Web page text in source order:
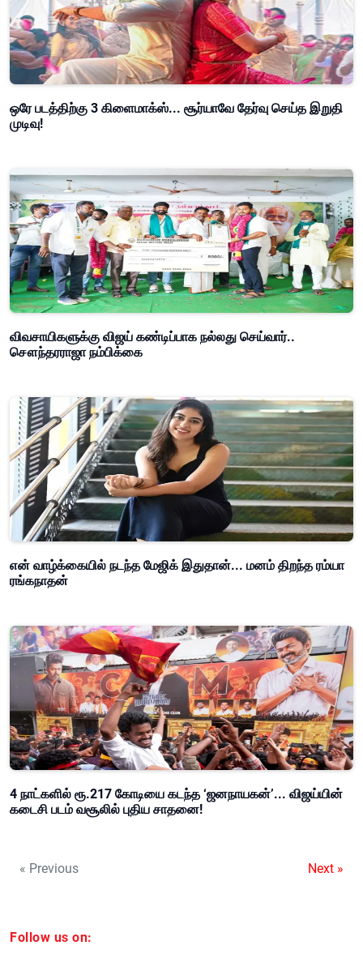
ஒரே படத்திற்கு 3 கிளைமாக்ஸ்... சூர்யாவே தேர்வு செய்த இறுதி
முடிவு!
விவசாயிகளுக்கு விஜய் கண்டிப்பாக நல்லது செய்வார்..
சௌந்தரராஜா நம்பிக்கை
என் வாழ்க்கையில் நடந்த மேஜிக் இதுதான்... மனம் திறந்த ரம்யா
ரங்கநாதன்
4 நாட்களில் ரூ.217 கோடியை கடந்த ‘ஜனநாயகன்’... விஜய்யின்
கடைசி படம் வசூலில் புதிய சாதனை!
« Previous Next »
Follow us on: